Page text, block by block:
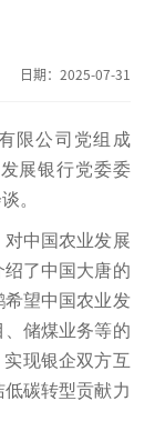
日期： 2025-07-31
限公司党组成
展银行党委委
。
中国农业发展
了中国大唐的
望中国农业发
储煤业务等的
现银企双方互
碳转型贡献力